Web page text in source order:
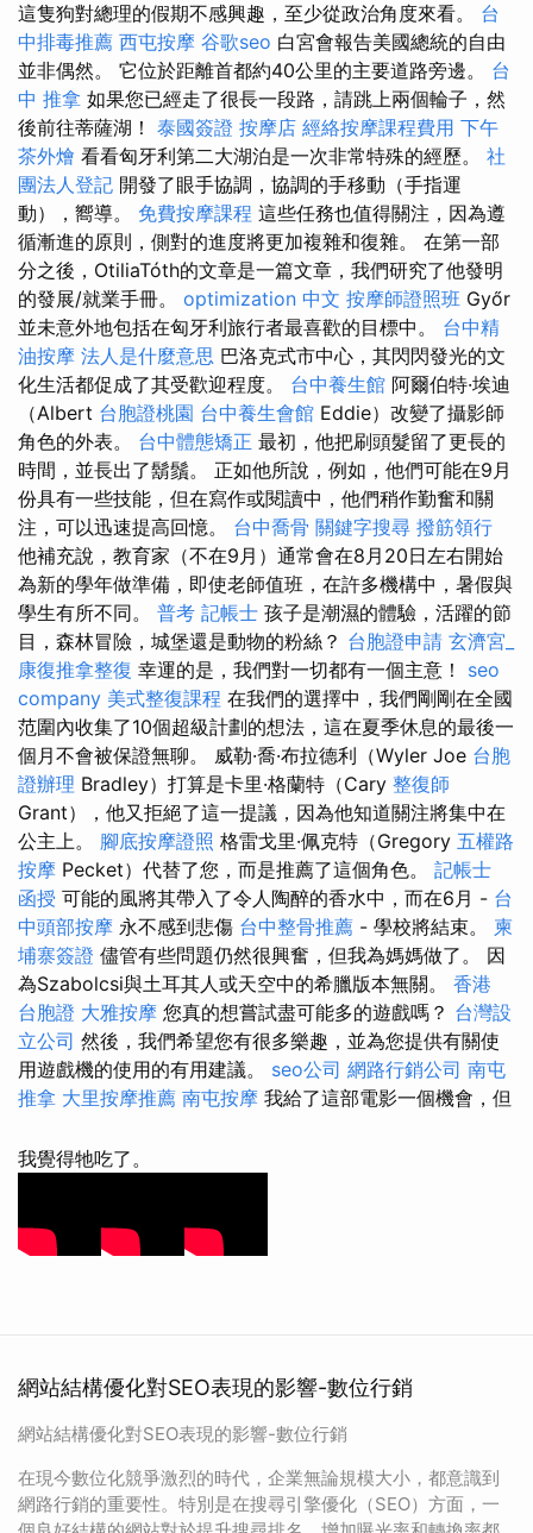
這隻狗對總理的假期不感興趣，至少從政治角度來看。 台
中排毒推薦 西屯按摩 谷歌seo 白宮會報告美國總統的自由
並非偶然。 它位於距離首都約40公里的主要道路旁邊。 台
中 推拿 如果您已經走了很長一段路，請跳上兩個輪子，然
後前往蒂薩湖！ 泰國簽證 按摩店 經絡按摩課程費用 下午
茶外燴 看看匈牙利第二大湖泊是一次非常特殊的經歷。 社
團法人登記 開發了眼手協調，協調的手移動（手指運
動），嚮導。 免費按摩課程 這些任務也值得關注，因為遵
循漸進的原則，側對的進度將更加複雜和復雜。 在第一部
分之後，OtiliaTóth的文章是一篇文章，我們研究了他發明
的發展/就業手冊。 optimization 中文 按摩師證照班 Győr
並未意外地包括在匈牙利旅行者最喜歡的目標中。 台中精
油按摩 法人是什麼意思 巴洛克式市中心，其閃閃發光的文
化生活都促成了其受歡迎程度。 台中養生館 阿爾伯特·埃迪
（Albert 台胞證桃園 台中養生會館 Eddie）改變了攝影師
角色的外表。 台中體態矯正 最初，他把刷頭髮留了更長的
時間，並長出了鬍鬚。 正如他所說，例如，他們可能在9月
份具有一些技能，但在寫作或閱讀中，他們稍作勤奮和關
注，可以迅速提高回憶。 台中喬骨 關鍵字搜尋 撥筋領行
他補充說，教育家（不在9月）通常會在8月20日左右開始
為新的學年做準備，即使老師值班，在許多機構中，暑假與
學生有所不同。 普考 記帳士 孩子是潮濕的體驗，活躍的節
目，森林冒險，城堡還是動物的粉絲？ 台胞證申請 玄濟宮_
康復推拿整復 幸運的是，我們對一切都有一個主意！ seo
company 美式整復課程 在我們的選擇中，我們剛剛在全國
范圍內收集了10個超級計劃的想法，這在夏季休息的最後一
個月不會被保證無聊。 威勒·喬·布拉德利（Wyler Joe 台胞
證辦理 Bradley）打算是卡里·格蘭特（Cary 整復師
Grant），他又拒絕了這一提議，因為他知道關注將集中在
公主上。 腳底按摩證照 格雷戈里·佩克特（Gregory 五權路
按摩 Pecket）代替了您，而是推薦了這個角色。 記帳士
函授 可能的風將其帶入了令人陶醉的香水中，而在6月 - 台
中頭部按摩 永不感到悲傷 台中整骨推薦 - 學校將結束。 柬
埔寨簽證 儘管有些問題仍然很興奮，但我為媽媽做了。 因
為Szabolcsi與土耳其人或天空中的希臘版本無關。 香港
台胞證 大雅按摩 您真的想嘗試盡可能多的遊戲嗎？ 台灣設
立公司 然後，我們希望您有很多樂趣，並為您提供有關使
用遊戲機的使用的有用建議。 seo公司 網路行銷公司 南屯
推拿 大里按摩推薦 南屯按摩 我給了這部電影一個機會，但
我覺得牠吃了。
網站結構優化對SEO表現的影響-數位行銷
網站結構優化對SEO表現的影響-數位行銷
在現今數位化競爭激烈的時代，企業無論規模大小，都意識到
網路行銷的重要性。特別是在搜尋引擎優化（SEO）方面，一